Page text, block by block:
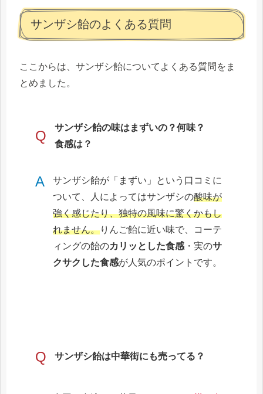
サンザシ飴のよくある質問
ここからは、サンザシ飴についてよくある質問をま
とめました。
Q
サンザシ飴の味はまずいの？何味？
食感は？
A
サンザシ飴が「まずい」という口コミに
ついて、人によってはサンザシの酸味が
強く感じたり、独特の風味に驚くかもし
れません。りんご飴に近い味で、コーテ
ィングの飴のカリッとした食感・実のサ
クサクした食感が人気のポイントです。
Q サンザシ飴は中華街にも売ってる？